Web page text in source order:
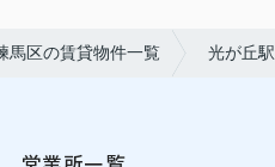
馬区の賃貸物件一覧 光が丘駅